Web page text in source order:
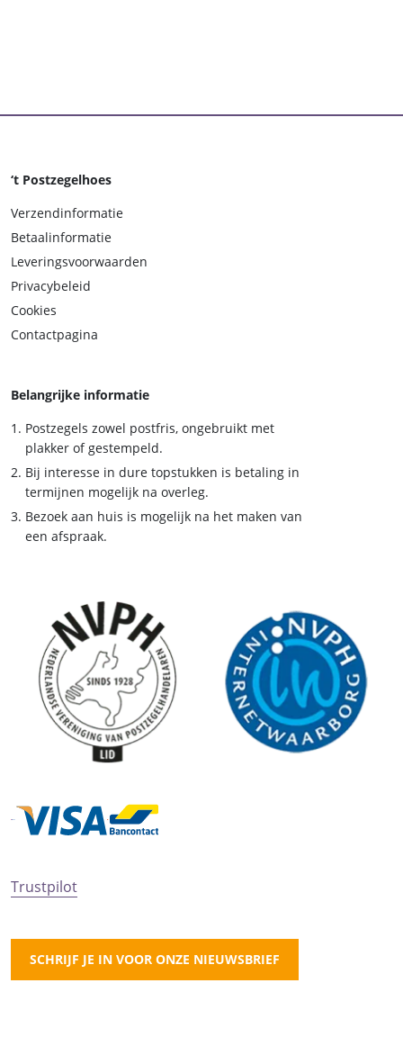
‘t Postzegelhoes
Verzendinformatie
Betaalinformatie
Leveringsvoorwaarden
Privacybeleid
Cookies
Contactpagina
Belangrijke informatie
Postzegels zowel postfris, ongebruikt met
plakker of gestempeld.
Bij interesse in dure topstukken is betaling in
termijnen mogelijk na overleg.
Bezoek aan huis is mogelijk na het maken van
een afspraak.
Trustpilot
SCHRIJF JE IN VOOR ONZE NIEUWSBRIEF